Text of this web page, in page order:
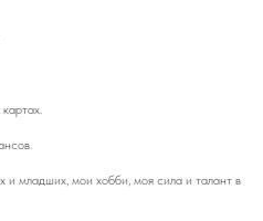
младших, мои хобби, моя сила и талант в